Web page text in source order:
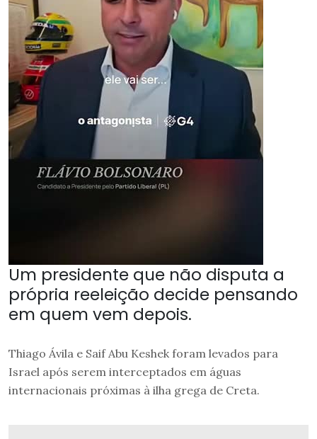
Um presidente que não disputa a
própria reeleição decide pensando
em quem vem depois.
Thiago Ávila e Saif Abu Keshek foram levados para
Israel após serem interceptados em águas
internacionais próximas à ilha grega de Creta.